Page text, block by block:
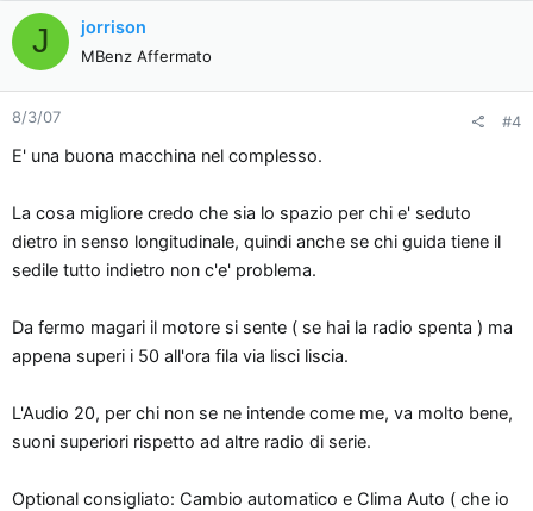
J jorrison
MBenz Affermato
8/3/07 #4
E' una buona macchina nel complesso.
La cosa migliore credo che sia lo spazio per chi e' seduto
dietro in senso longitudinale, quindi anche se chi guida tiene il
sedile tutto indietro non c'e' problema.
Da fermo magari il motore si sente ( se hai la radio spenta ) ma
appena superi i 50 all'ora fila via lisci liscia.
L'Audio 20, per chi non se ne intende come me, va molto bene,
suoni superiori rispetto ad altre radio di serie.
Optional consigliato: Cambio automatico e Clima Auto ( che io